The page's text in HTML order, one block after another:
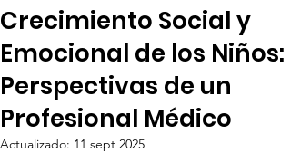
Crecimiento Social y
Emocional de los Niños:
Perspectivas de un
Profesional Médico
Actualizado: 11 sept 2025